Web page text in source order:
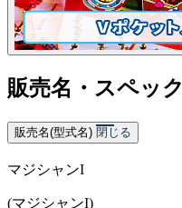
販売名・スペック
販売名(型式名) 閉じる
マジシャンI
(マジシャンI)